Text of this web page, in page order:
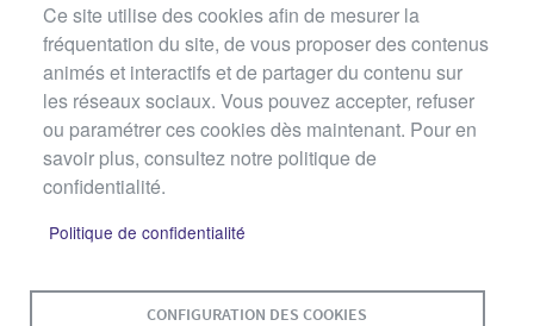
Ce site utilise des cookies afin de mesurer la
fréquentation du site, de vous proposer des contenus
animés et interactifs et de partager du contenu sur
les réseaux sociaux. Vous pouvez accepter, refuser
ou paramétrer ces cookies dès maintenant. Pour en
savoir plus, consultez notre politique de
confidentialité.
Politique de confidentialité
CONFIGURATION DES COOKIES
MENU
PLAN DU SITE CONTACT MENTIONS LÉGALES